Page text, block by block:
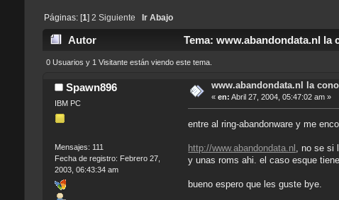
Páginas: [ 1 2 Siguiente Ir Abajo
Autor Tema: www.abandondata.nl la
0 Usuarios y 1 Visitante están viendo este tema.
Spawn896
IBM PC
Mensajes: 111
Fecha de registro: Febrero 27,
2003, 06:43:34 am
www.abandondata.nl la
« en: Abril 27, 2004, 05:47:02 am »
entre al ring-abandonware y me
http://www.abandondata.nl , no se
y unas roms ahi. el caso esque
bueno espero que les guste bye.